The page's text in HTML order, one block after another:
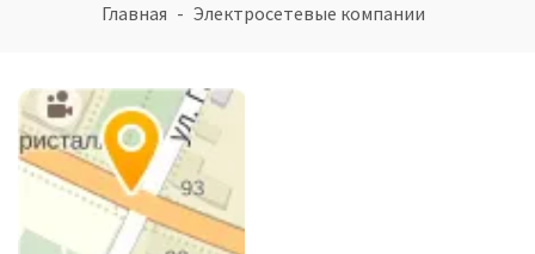
Главная Электросетевые компании